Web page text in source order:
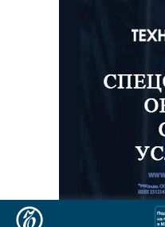
Реклама в «Ъ»